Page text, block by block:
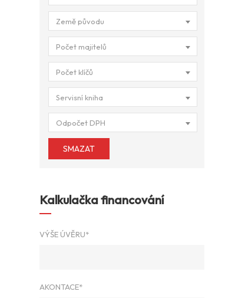
Země původu
Počet majitelů
Počet klíčů
Servisní kniha
Odpočet DPH
SMAZAT
Kalkulačka financování
VÝŠE ÚVĚRU*
AKONTACE*